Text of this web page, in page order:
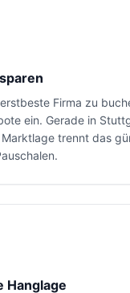
Firma zu
ein. Gerade in
trennt das
Hanglage